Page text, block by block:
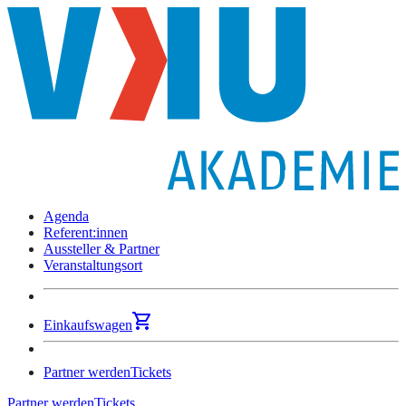
Agenda
Referent:innen
Aussteller & Partner
Veranstaltungsort
Einkaufswagen
Partner werdenTickets